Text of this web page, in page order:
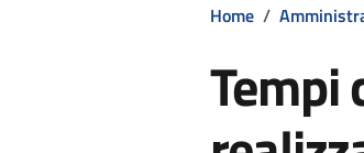
Home /
Tempi